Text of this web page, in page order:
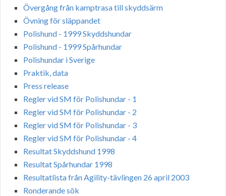
Övergång från kamptrasa till skyddsärm
Övning för släppandet
Polishund - 1999 Skyddshundar
Polishund - 1999 Spårhundar
Polishundar i Sverige
Praktik, data
Press release
Regler vid SM för Polishundar - 1
Regler vid SM för Polishundar - 2
Regler vid SM för Polishundar - 3
Regler vid SM för Polishundar - 4
Resultat Skyddshund 1998
Resultat Spårhundar 1998
Resultatlista från Agility-tävlingen 26 april 2003
Ronderande sök